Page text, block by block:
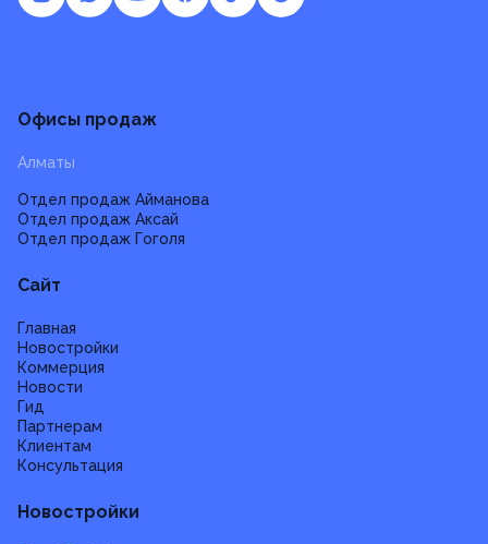
Офисы продаж
Алматы
Отдел продаж Айманова
Отдел продаж Аксай
Отдел продаж Гоголя
Сайт
Главная
Новостройки
Коммерция
Новости
Гид
Партнерам
Клиентам
Консультация
Новостройки